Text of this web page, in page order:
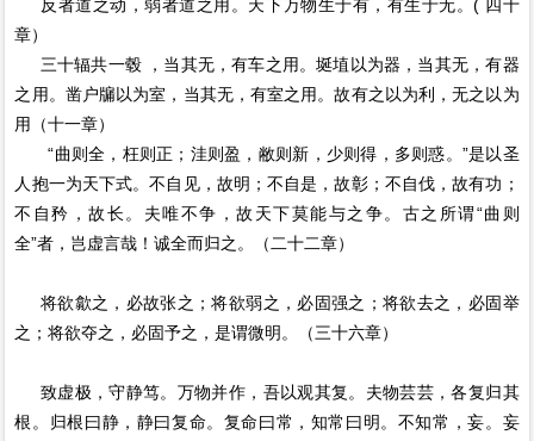
反者道之动，弱者道之用。天下万物生于有，有生于无。( 四十
章）
三十辐共一毂 ，当其无，有车之用。埏埴以为器，当其无，有器
之用。凿户牖以为室，当其无，有室之用。故有之以为利，无之以为
用（十一章）
“曲则全，枉则正；洼则盈，敝则新，少则得，多则惑。”是以圣
人抱一为天下式。不自见，故明；不自是，故彰；不自伐，故有功；
不自矜，故长。夫唯不争，故天下莫能与之争。古之所谓“曲则
全”者，岂虚言哉！诚全而归之。（二十二章）
将欲歙之，必故张之；将欲弱之，必固强之；将欲去之，必固举
之；将欲夺之，必固予之，是谓微明。（三十六章）
致虚极，守静笃。万物并作，吾以观其复。夫物芸芸，各复归其
根。归根曰静，静曰复命。复命曰常，知常曰明。不知常，妄。妄